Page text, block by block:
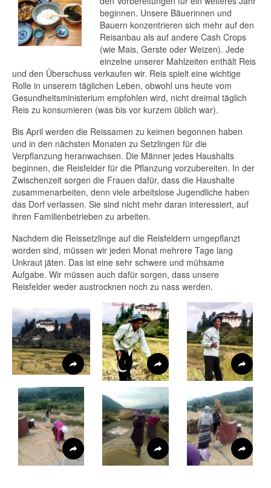
beginnen. Unsere Bäuerinnen und
Bauern konzentrieren sich mehr auf den
Reisanbau als auf andere Cash Crops
(wie Mais, Gerste oder Weizen). Jede
einzelne unserer Mahlzeiten enthält Reis
und den Überschuss verkaufen wir. Reis spielt eine wichtige
Rolle in unserem täglichen Leben, obwohl uns heute vom
Gesundheitsministerium empfohlen wird, nicht dreimal täglich
Reis zu konsumieren (was bis vor kurzem üblich war).
Bis April werden die Reissamen zu keimen begonnen haben
und in den nächsten Monaten zu Setzlingen für die
Verpflanzung heranwachsen. Die Männer jedes Haushalts
beginnen, die Reisfelder für die Pflanzung vorzubereiten. In der
Zwischenzeit sorgen die Frauen dafür, dass die Haushalte
zusammenarbeiten, denn viele arbeitslose Jugendliche haben
das Dorf verlassen. Sie sind nicht mehr daran interessiert, auf
ihren Familienbetrieben zu arbeiten.
Nachdem die Reissetzlinge auf die Reisfeldern umgepflanzt
worden sind, müssen wir jeden Monat mehrere Tage lang
Unkraut jäten. Das ist eine sehr schwere und mühsame
Aufgabe. Wir müssen auch dafür sorgen, dass unsere
Reisfelder weder austrocknen noch zu nass werden.